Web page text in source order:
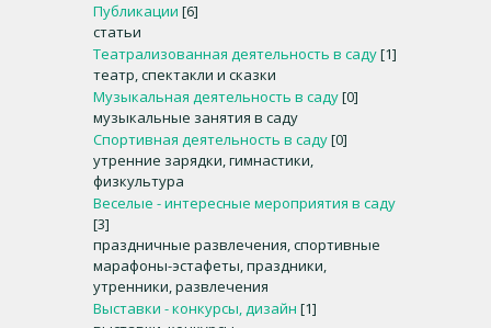
Публикации [6]
статьи
Театрализованная деятельность в саду[1]
театр, спектакли и сказки
Музыкальная деятельность в саду[0]
музыкальные занятия в саду
Спортивная деятельность в саду[0]
утренние зарядки, гимнастики,
физкультура
Веселые - интересные мероприятия в саду
[3]
праздничные развлечения, спортивные
марафоны-эстафеты, праздники,
утренники, развлечения
Выставки - конкурсы, дизайн [1]